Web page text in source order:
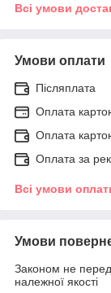
Всі умови
Умови оплати
Післяплата
Оплата
Оплата
Оплата за
Всі умови
Умови
Законом не
належної якості